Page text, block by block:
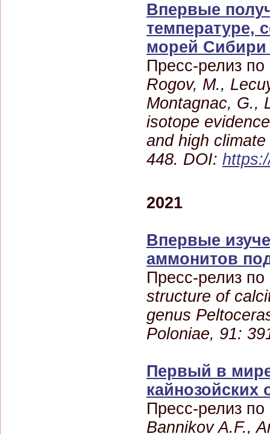
Впервые
температуре,
морей
Пресс-релиз по
Rogov, M.,
Montagnac, G.,
isotope
and high
448. DOI:
2021
Впервые
аммонитов
Пресс-релиз по
structure of
genus
Poloniae, 91:
Первый в мире
кайнозойских
Пресс-релиз по
Bannikov A.F.,